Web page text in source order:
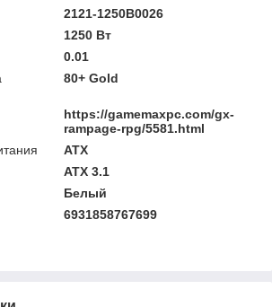
2121-1250B0026
1250 Вт
0.01
80+ Gold
https://gamemaxpc.com/gx-
rampage-rpg/5581.html
ATX
ATX 3.1
Белый
6931858767699